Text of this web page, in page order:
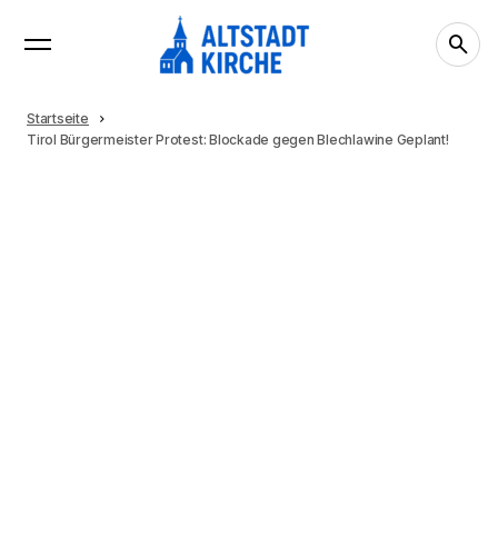
Startseite
Tirol Bürgermeister Protest: Blockade gegen Blechlawine Geplant!